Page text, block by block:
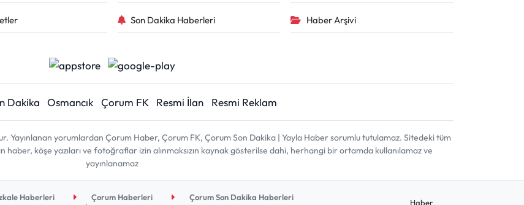
Son Dakika Haberleri Haber Arşivi
Dakika Osmancık Çorum FK Resmi İlan Resmi Reklam
Yayınlanan yorumlardan Çorum Haber, Çorum FK, Çorum Son Dakika | Yayla Haber sorumlu tutulamaz. Sitedeki tüm
haber, köşe yazıları ve fotoğraflar izin alınmaksızın kaynak gösterilse dahi, herhangi bir ortamda kullanılamaz ve
yayınlanamaz
Haberleri Çorum Haberleri
Çorum Son Dakika Haberleri
Haber